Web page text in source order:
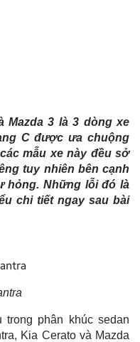
Mazda 3 là 3 dòng xe
C được ưa chuộng
mẫu xe này đều sở
tuy nhiên bên cạnh
hỏng. Những lỗi đó là
chi tiết ngay sau bài
phân khúc sedan
Kia Cerato và Mazda